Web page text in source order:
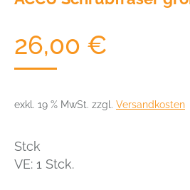
26,00 €
exkl. 19 % MwSt. zzgl. Versandkosten
Stck
VE: 1 Stck.